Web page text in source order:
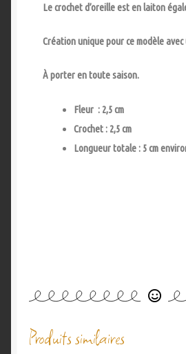
Le crochet d’oreille est en laiton
Création unique pour ce modèle
À porter en toute saison.
Fleur : 2,5 cm
Crochet : 2,5 cm
Longueur totale : 5 cm
Produits similaires